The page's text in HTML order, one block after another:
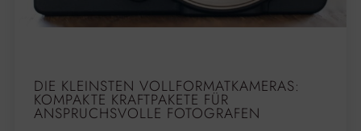
DIE KLEINSTEN VOLLFORMATKAMERAS:
KOMPAKTE KRAFTPAKETE FÜR
ANSPRUCHSVOLLE FOTOGRAFEN